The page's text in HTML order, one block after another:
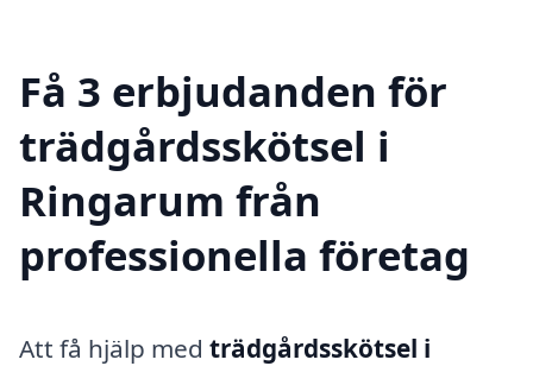
Få 3 erbjudanden för
trädgårdsskötsel i
Ringarum från
professionella företag
Att få hjälp med trädgårdsskötsel i